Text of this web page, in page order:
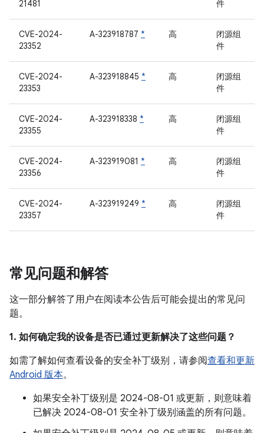
21481
件
CVE-2024-
23352
A-323918787 * 高
闭源组
件
CVE-2024-
23353
A-323918845 * 高
闭源组
件
CVE-2024-
23355
A-323918338 * 高
闭源组
件
CVE-2024-
23356
A-323919081 * 高
闭源组
件
CVE-2024-
23357
A-323919249 * 高
闭源组
件
常见问题和解答
这一部分解答了用户在阅读本公告后可能会提出的常见问
题。
1. 如何确定我的设备是否已通过更新解决了这些问题？
如需了解如何查看设备的安全补丁级别，请参阅查看和更新
Android 版本。
如果安全补丁级别是 2024-08-01 或更新，则意味着
已解决 2024-08-01 安全补丁级别涵盖的所有问题。